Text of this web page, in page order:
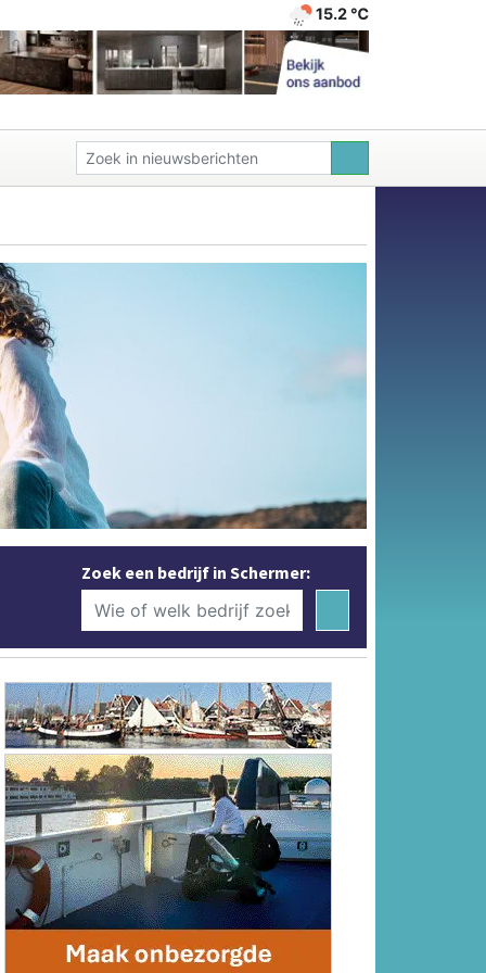
15.2 ℃
Zoek een bedrijf in Schermer: